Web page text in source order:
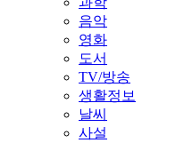
음악
영화
도서
TV/방송
생활정보
날씨
사설